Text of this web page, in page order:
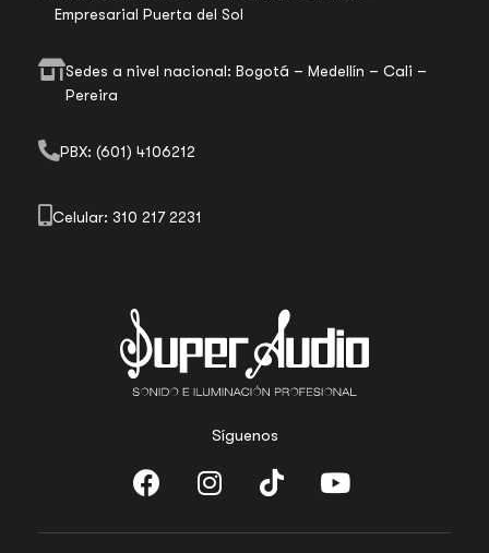
Síguenos
Empresarial Puerta del Sol
Sedes a nivel nacional: Bogotá – Medellín – Cali –
Pereira
PBX: (601) 4106212
Celular: 310 217 2231